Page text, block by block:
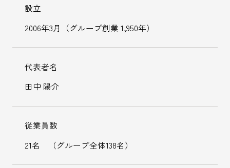
設立
2006年3月（グループ創業 1,950年）
代表者名
田中 陽介
従業員数
21名 （グループ全体138名）